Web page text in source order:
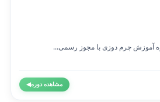
چرم دوزی با مجوز رسمی...
مشاهده دوره◀